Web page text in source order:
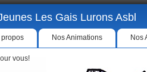
Les Gais Lurons Asbl
propos Nos Animations Nos
vous!